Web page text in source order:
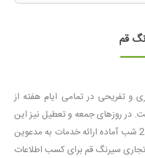
قم
تفریحی در تمامی ایام هفته از
تا 23 شب است. در روزهای جمعه و تعطیل نیز این
بازار قم از ساعت 17 عصر تا 23 شب آماده ارائه خدمات به مدعوین
سیرنگ قم برای کسب اطلاعات